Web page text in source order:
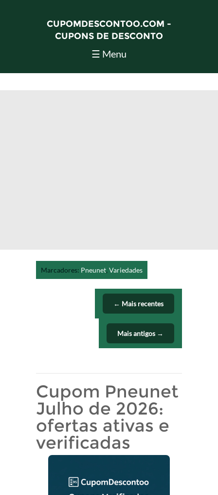
CUPOMDESCONTOO.COM -
CUPONS DE DESCONTO
☰ Menu
Marcadores: Pneunet, Variedades
← Mais recentes
Mais antigos →
Cupom Pneunet
Julho de 2026:
ofertas ativas e
verificadas